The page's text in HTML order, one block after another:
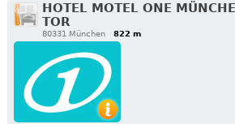
HOTEL MOTEL ONE
TOR
80331 München 822 m